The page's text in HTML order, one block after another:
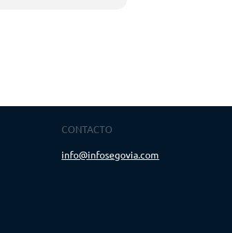
CONTACTO
info@infosegovia.com